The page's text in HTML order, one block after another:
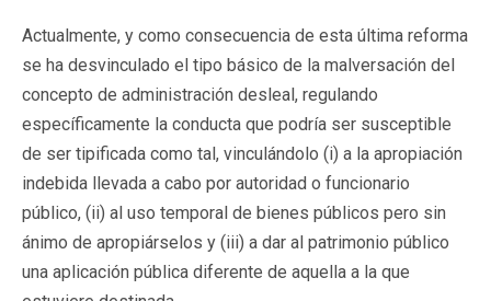
Actualmente, y como consecuencia de esta última reforma
se ha desvinculado el tipo básico de la malversación del
concepto de administración desleal, regulando
específicamente la conducta que podría ser susceptible
de ser tipificada como tal, vinculándolo (i) a la apropiación
indebida llevada a cabo por autoridad o funcionario
público, (ii) al uso temporal de bienes públicos pero sin
ánimo de apropiárselos y (iii) a dar al patrimonio público
una aplicación pública diferente de aquella a la que